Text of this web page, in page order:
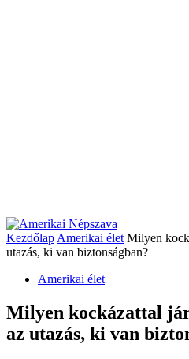
Kezdőlap Amerikai élet Milyen
utazás, ki van biztonságban?
Amerikai élet
Milyen kockázattal
az utazás, ki van